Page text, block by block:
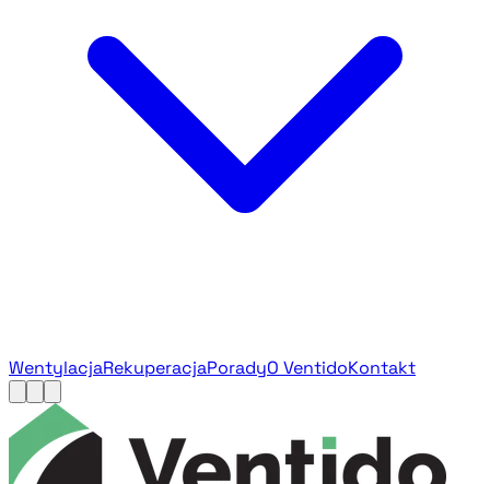
WentylacjaRekuperacjaPoradyO VentidoKontakt